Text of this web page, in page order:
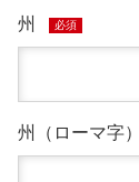
州 必須
州（ローマ字）